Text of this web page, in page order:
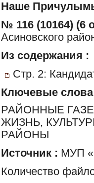
Наше
№ 116 (10164) (6
Асиновского
Из содержания :
Стр. 2:
Ключевые слова
РАЙОННЫЕ
ЖИЗНЬ,
РАЙОНЫ
Источник : МУП
Количество